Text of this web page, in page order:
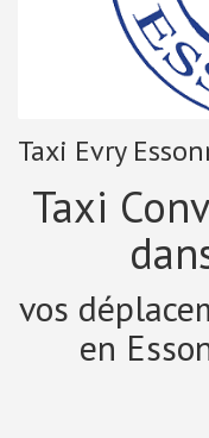
Taxi Evry
Taxi
vos
en